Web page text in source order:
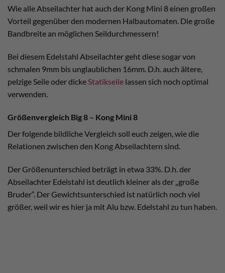
Wie alle Abseilachter hat auch der Kong Mini 8 einen großen
Vorteil gegenüber den modernen Halbautomaten. Die große
Bandbreite an möglichen Seildurchmessern!
Bei diesem Edelstahl Abseilachter geht diese sogar von
schmalen 9mm bis unglaublichen 16mm. D.h. auch ältere,
pelzige Seile oder dickeStatikseile lassen sich noch optimal
verwenden.
Größenvergleich Big 8 – Kong Mini 8
Der folgende bildliche Vergleich soll euch zeigen, wie die
Relationen zwischen den Kong Abseilachtern sind.
Der Größenunterschied beträgt in etwa 33%. D.h. der
Abseilachter Edelstahl ist deutlich kleiner als der „große
Bruder“. Der Gewichtsunterschied ist natürlich noch viel
größer, weil wir es hier ja mit Alu bzw. Edelstahl zu tun haben.